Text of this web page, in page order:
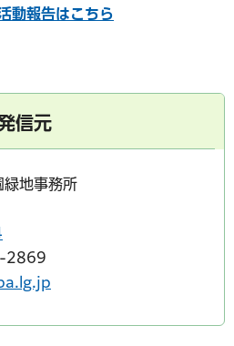
動報告はこちら
信元
緑地事務所
2869